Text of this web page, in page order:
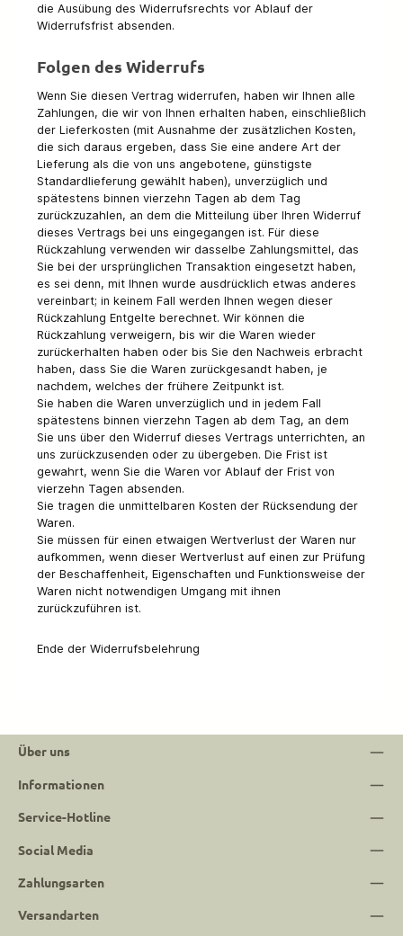
die Ausübung des Widerrufsrechts vor Ablauf der
Widerrufsfrist absenden.
Folgen des Widerrufs
Wenn Sie diesen Vertrag widerrufen, haben wir Ihnen alle
Zahlungen, die wir von Ihnen erhalten haben, einschließlich
der Lieferkosten (mit Ausnahme der zusätzlichen Kosten,
die sich daraus ergeben, dass Sie eine andere Art der
Lieferung als die von uns angebotene, günstigste
Standardlieferung gewählt haben), unverzüglich und
spätestens binnen vierzehn Tagen ab dem Tag
zurückzuzahlen, an dem die Mitteilung über Ihren Widerruf
dieses Vertrags bei uns eingegangen ist. Für diese
Rückzahlung verwenden wir dasselbe Zahlungsmittel, das
Sie bei der ursprünglichen Transaktion eingesetzt haben,
es sei denn, mit Ihnen wurde ausdrücklich etwas anderes
vereinbart; in keinem Fall werden Ihnen wegen dieser
Rückzahlung Entgelte berechnet. Wir können die
Rückzahlung verweigern, bis wir die Waren wieder
zurückerhalten haben oder bis Sie den Nachweis erbracht
haben, dass Sie die Waren zurückgesandt haben, je
nachdem, welches der frühere Zeitpunkt ist.
Sie haben die Waren unverzüglich und in jedem Fall
spätestens binnen vierzehn Tagen ab dem Tag, an dem
Sie uns über den Widerruf dieses Vertrags unterrichten, an
uns zurückzusenden oder zu übergeben. Die Frist ist
gewahrt, wenn Sie die Waren vor Ablauf der Frist von
vierzehn Tagen absenden.
Sie tragen die unmittelbaren Kosten der Rücksendung der
Waren.
Sie müssen für einen etwaigen Wertverlust der Waren nur
aufkommen, wenn dieser Wertverlust auf einen zur Prüfung
der Beschaffenheit, Eigenschaften und Funktionsweise der
Waren nicht notwendigen Umgang mit ihnen
zurückzuführen ist.
Ende der Widerrufsbelehrung
Über uns
Informationen
Service-Hotline
Social Media
Zahlungsarten
Versandarten